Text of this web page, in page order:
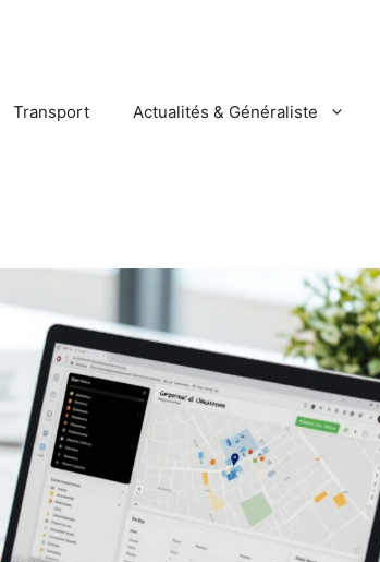
Transport Actualités & Généraliste